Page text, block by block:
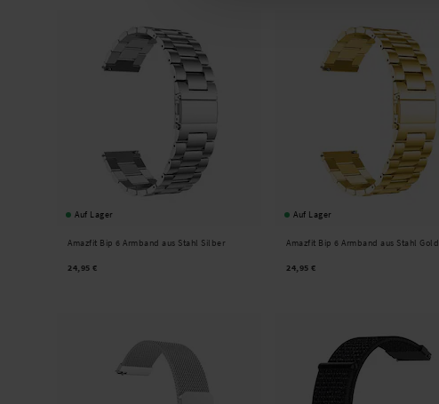
Auf Lager
Amazfit Bip 6 Armband aus Stahl Silber
24,95 €
Auf Lager
Amazfit Bip 6 Armband aus Stahl Gold
24,95 €